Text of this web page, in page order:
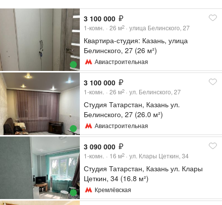
3 100 000
1-комн. 26 м2 улица Белинского, 27
Квартира-студия: Казань, улица
Белинского, 27 (26 м²)
Авиастроительная
3 100 000
1-комн. 26 м2 ул. Белинского, 27
Студия Татарстан, Казань ул.
Белинского, 27 (26.0 м²)
Авиастроительная
3 090 000
1-комн. 16 м2 ул. Клары Цеткин, 34
Студия Татарстан, Казань ул. Клары
Цеткин, 34 (16.8 м²)
Кремлёвская